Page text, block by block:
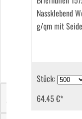
Größe
Nassklebend
g/qm mit
Stück:
64.45 €*